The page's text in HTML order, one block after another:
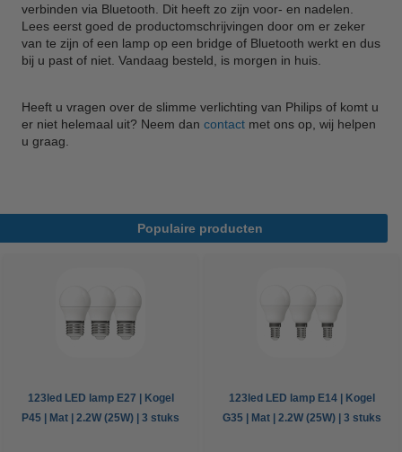
verbinden via Bluetooth. Dit heeft zo zijn voor- en nadelen.
Lees eerst goed de productomschrijvingen door om er zeker
van te zijn of een lamp op een bridge of Bluetooth werkt en dus
bij u past of niet. Vandaag besteld, is morgen in huis.
Heeft u vragen over de slimme verlichting van Philips of komt u
er niet helemaal uit? Neem dan contact met ons op, wij helpen
u graag.
Populaire producten
123led LED lamp E27 | Kogel
P45 | Mat | 2.2W (25W) | 3 stuks
123led LED lamp E14 | Kogel
G35 | Mat | 2.2W (25W) | 3 stuks